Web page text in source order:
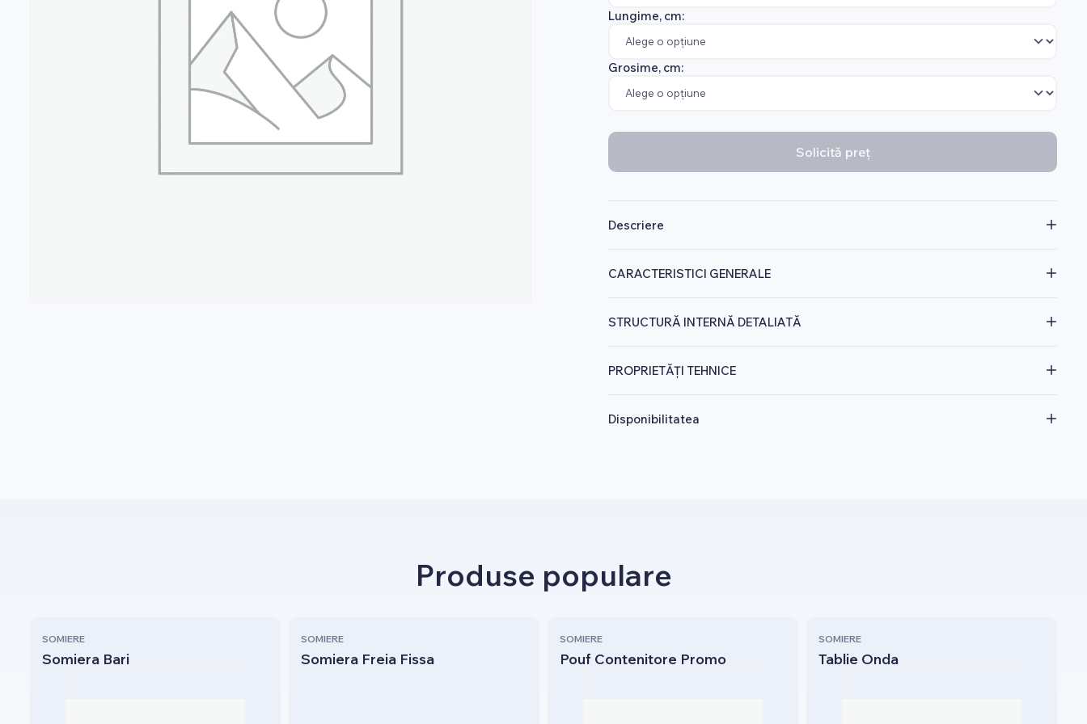
Lungime, cm:
Grosime, cm:
Solicită preț
Descriere
CARACTERISTICI GENERALE
STRUCTURĂ INTERNĂ DETALIATĂ
PROPRIETĂȚI TEHNICE
Disponibilitatea
Produse populare
SOMIERE
Somiera Bari
SOMIERE
Somiera Freia Fissa
SOMIERE
Pouf Contenitore Promo
SOMIERE
Tablie Onda